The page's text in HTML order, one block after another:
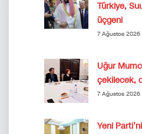
Türkiye,
üçgeni
7 Ağustos 2026
Uğur
çekilecek,
7 Ağustos 2026
Yeni